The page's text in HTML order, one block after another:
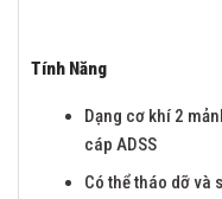
Tính Năng
Dạng cơ khí 2
cáp ADSS
Có thể tháo dỡ và